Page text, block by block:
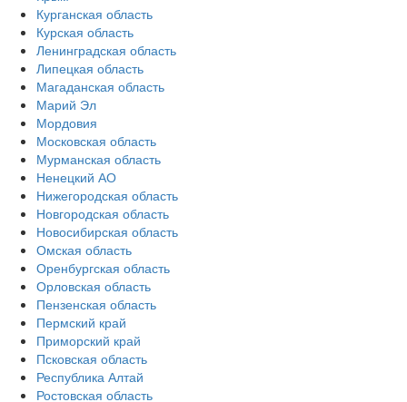
Курганская область
Курская область
Ленинградская область
Липецкая область
Магаданская область
Марий Эл
Мордовия
Московская область
Мурманская область
Ненецкий АО
Нижегородская область
Новгородская область
Новосибирская область
Омская область
Оренбургская область
Орловская область
Пензенская область
Пермский край
Приморский край
Псковская область
Республика Алтай
Ростовская область